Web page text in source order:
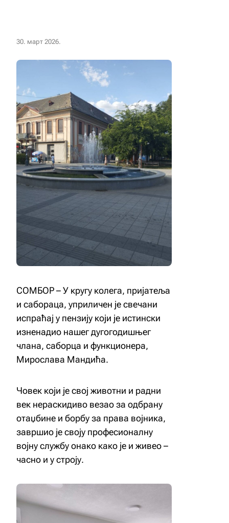
30. март 2026.
СОМБОР – У кругу колега, пријатеља
и сабораца, уприличен је свечани
испраћај у пензију који је истински
изненадио нашег дугогодишњег
члана, саборца и функционера,
Мирослава Мандића.
Човек који је свој животни и радни
век нераскидиво везао за одбрану
отаџбине и борбу за права војника,
завршио је своју професионалну
војну службу онако како је и живео –
часно и у строју.